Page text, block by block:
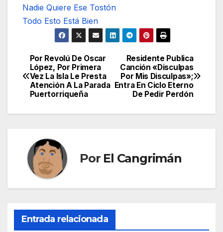
Nadie Quiere Ese Tostón
Todo Esto Está Bien
Navegación
de
entradas
Residente Publica
Canción «Disculpas
Por Mis Disculpas»;
Entra En Ciclo Eterno
De Pedir Perdón
Por Revolú De Oscar
López, Por Primera
Vez La Isla Le Presta
Atención A La Parada
Puertorriqueña
Por El Cangrimán
Entrada relacionada